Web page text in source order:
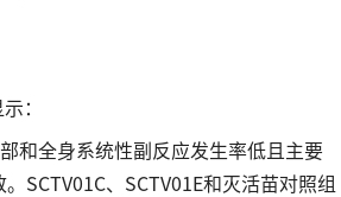
：
和全身系统性副反应发生率低且主要
SCTV01C、SCTV01E和灭活苗对照组